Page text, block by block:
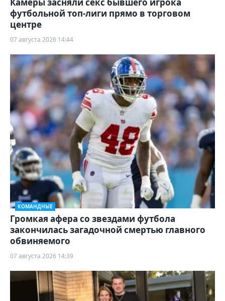
футбольной топ-лиги прямо в торговом
центре
07 августа 2026 14:44
КОМАНДНЫЕ
Громкая афера со звездами футбола
закончилась загадочной смертью главного
обвиняемого
07 августа 2026 14:39